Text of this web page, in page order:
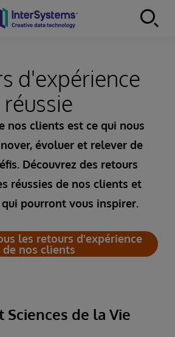
d'expérience
réussie
nos clients est ce qui nous
évoluer et relever de
Découvrez des retours
réussies de nos clients et
pourront vous inspirer.
les retours d'expérience
de nos clients
Sciences de la Vie